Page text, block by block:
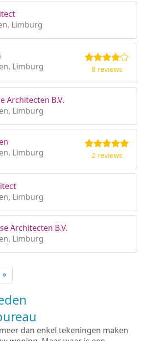
Limburg
Limburg
8 reviews
Architecten B.V.
Limburg
Limburg
2 reviews
Limburg
Architecten B.V.
Limburg
»
dan enkel tekeningen maken